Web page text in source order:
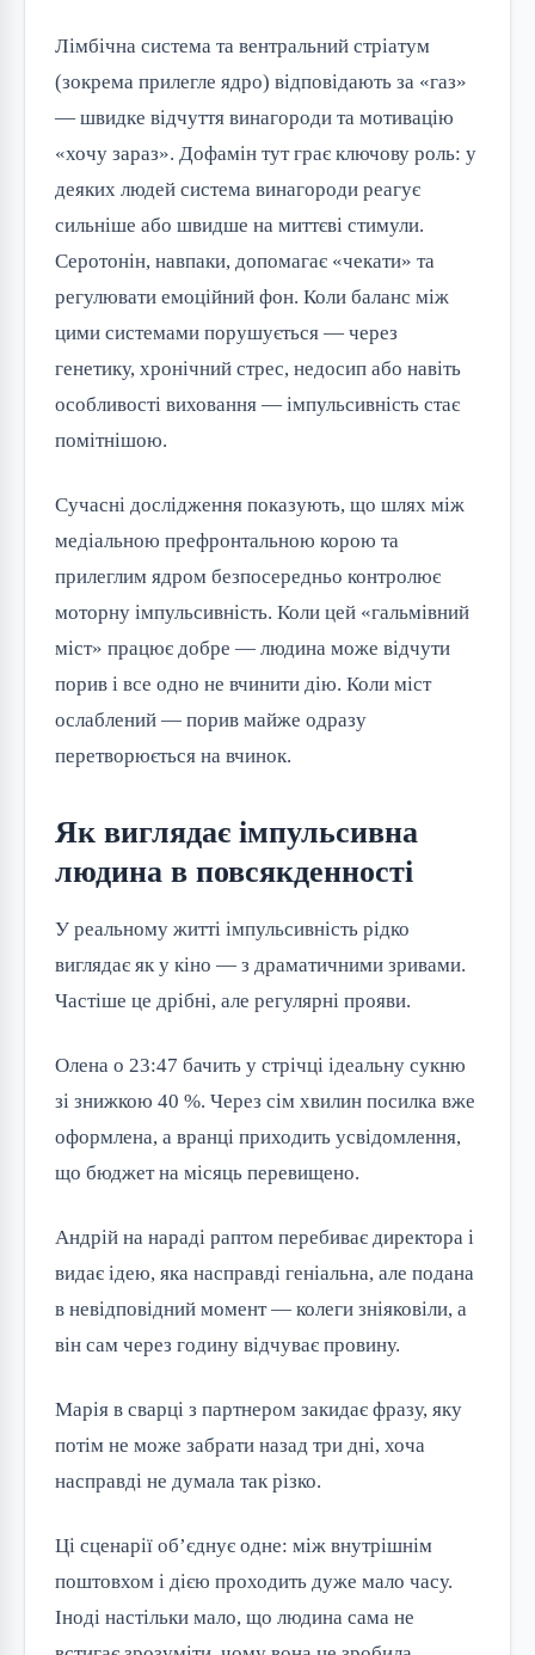
Лімбічна система та вентральний стріатум
(зокрема прилегле ядро) відповідають за «газ»
— швидке відчуття винагороди та мотивацію
«хочу зараз». Дофамін тут грає ключову роль: у
деяких людей система винагороди реагує
сильніше або швидше на миттєві стимули.
Серотонін, навпаки, допомагає «чекати» та
регулювати емоційний фон. Коли баланс між
цими системами порушується — через
генетику, хронічний стрес, недосип або навіть
особливості виховання — імпульсивність стає
помітнішою.
Сучасні дослідження показують, що шлях між
медіальною префронтальною корою та
прилеглим ядром безпосередньо контролює
моторну імпульсивність. Коли цей «гальмівний
міст» працює добре — людина може відчути
порив і все одно не вчинити дію. Коли міст
ослаблений — порив майже одразу
перетворюється на вчинок.
Як виглядає імпульсивна
людина в повсякденності
У реальному житті імпульсивність рідко
виглядає як у кіно — з драматичними зривами.
Частіше це дрібні, але регулярні прояви.
Олена о 23:47 бачить у стрічці ідеальну сукню
зі знижкою 40 %. Через сім хвилин посилка вже
оформлена, а вранці приходить усвідомлення,
що бюджет на місяць перевищено.
Андрій на нараді раптом перебиває директора і
видає ідею, яка насправді геніальна, але подана
в невідповідний момент — колеги зніяковіли, а
він сам через годину відчуває провину.
Марія в сварці з партнером закидає фразу, яку
потім не може забрати назад три дні, хоча
насправді не думала так різко.
Ці сценарії об’єднує одне: між внутрішнім
поштовхом і дією проходить дуже мало часу.
Іноді настільки мало, що людина сама не